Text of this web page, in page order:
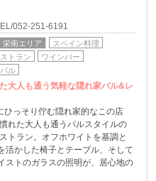
052-251-6191
栄南エリア
スペイン料理
トラン
ワインバー
ル
大人も通う気軽な隠れ家バル&レ
ひっそり佇む隠れ家的なこの店
れた大人も通うバルスタイルの
トラン。オフホワイトを基調と
活かした椅子とテーブル、そして
ストのガラスの照明が、居心地の